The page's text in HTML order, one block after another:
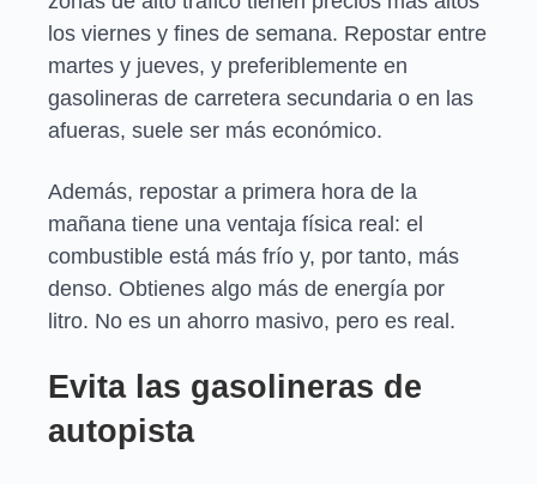
los viernes y fines de semana. Repostar entre
martes y jueves, y preferiblemente en
gasolineras de carretera secundaria o en las
afueras, suele ser más económico.
Además, repostar a primera hora de la
mañana tiene una ventaja física real: el
combustible está más frío y, por tanto, más
denso. Obtienes algo más de energía por
litro. No es un ahorro masivo, pero es real.
Evita las gasolineras de
autopista